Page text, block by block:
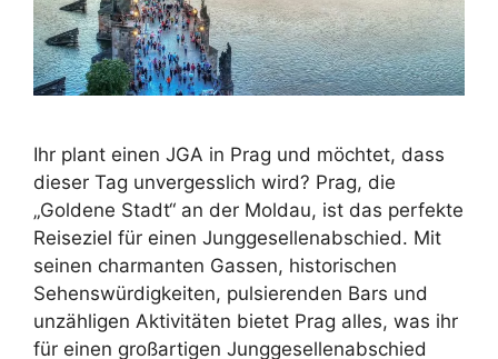
Ihr plant einen JGA in Prag und möchtet, dass
dieser Tag unvergesslich wird? Prag, die
„Goldene Stadt“ an der Moldau, ist das perfekte
Reiseziel für einen Junggesellenabschied. Mit
seinen charmanten Gassen, historischen
Sehenswürdigkeiten, pulsierenden Bars und
unzähligen Aktivitäten bietet Prag alles, was ihr
für einen großartigen Junggesellenabschied